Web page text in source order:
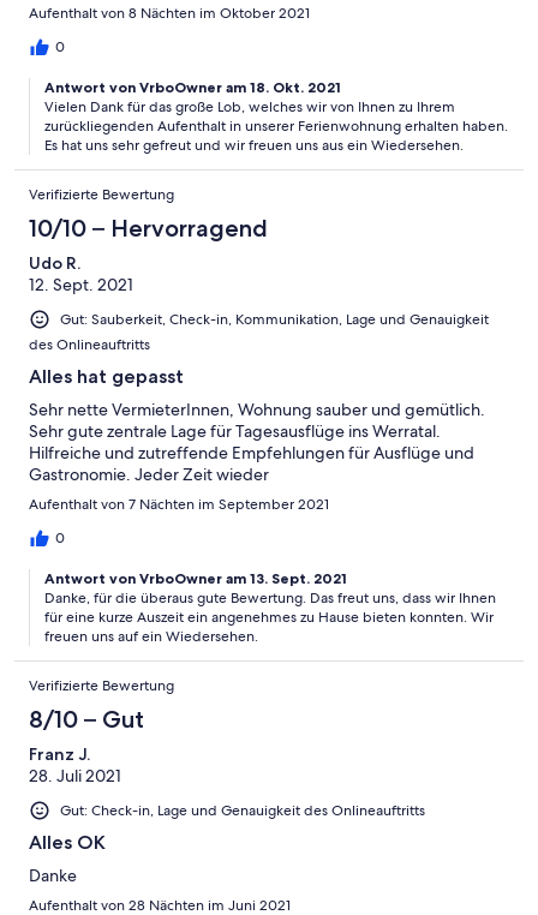
Umgebung. Wir kommen gerne wieder.
Aufenthalt von 8 Nächten im Oktober 2021
0
Antwort von VrboOwner am 18. Okt. 2021
Vielen Dank für das große Lob, welches wir von Ihnen zu Ihrem
zurückliegenden Aufenthalt in unserer Ferienwohnung erhalten haben.
Es hat uns sehr gefreut und wir freuen uns aus ein Wiedersehen.
Verifizierte Bewertung
10/10 – Hervorragend
Udo R.
12. Sept. 2021
Gut: Sauberkeit, Check-in, Kommunikation, Lage und Genauigkeit
des Onlineauftritts
Alles hat gepasst
Sehr nette VermieterInnen, Wohnung sauber und gemütlich.
Sehr gute zentrale Lage für Tagesausflüge ins Werratal.
Hilfreiche und zutreffende Empfehlungen für Ausflüge und
Gastronomie. Jeder Zeit wieder
Aufenthalt von 7 Nächten im September 2021
0
Antwort von VrboOwner am 13. Sept. 2021
Danke, für die überaus gute Bewertung. Das freut uns, dass wir Ihnen
für eine kurze Auszeit ein angenehmes zu Hause bieten konnten. Wir
freuen uns auf ein Wiedersehen.
Verifizierte Bewertung
8/10 – Gut
Franz J.
28. Juli 2021
Gut: Check-in, Lage und Genauigkeit des Onlineauftritts
Alles OK
Danke
Aufenthalt von 28 Nächten im Juni 2021